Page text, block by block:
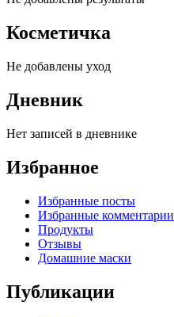
Косметичка
Не добавлены уход
Дневник
Нет записей в дневнике
Избранное
Избранные посты
Избранные комментарии
Продукты
Отзывы
Домашние маски
Публикации